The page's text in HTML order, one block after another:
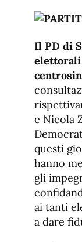
Il PD di
elettorali
e Nicola
questi
hanno
gli
ai tanti
a dare